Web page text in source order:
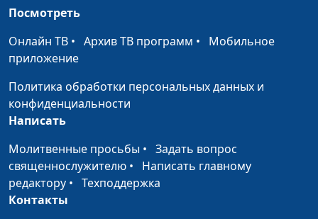
Евангелие и Царство Божие
Александр Синицын,
Иисус, идущий на Царство
Виталий Синикоп,
Царство Небесное силой
берется
Виталий Синикоп,
Александр Синицын,
Царство Божие внутри нас
Посмотреть
Онлайн ТВ • Архив ТВ программ • Мобильное
приложение
Политика обработки персональных данных и
конфиденциальности
Написать
Молитвенные просьбы • Задать вопрос
священнослужителю • Написать главному
редактору • Техподдержка
Контакты